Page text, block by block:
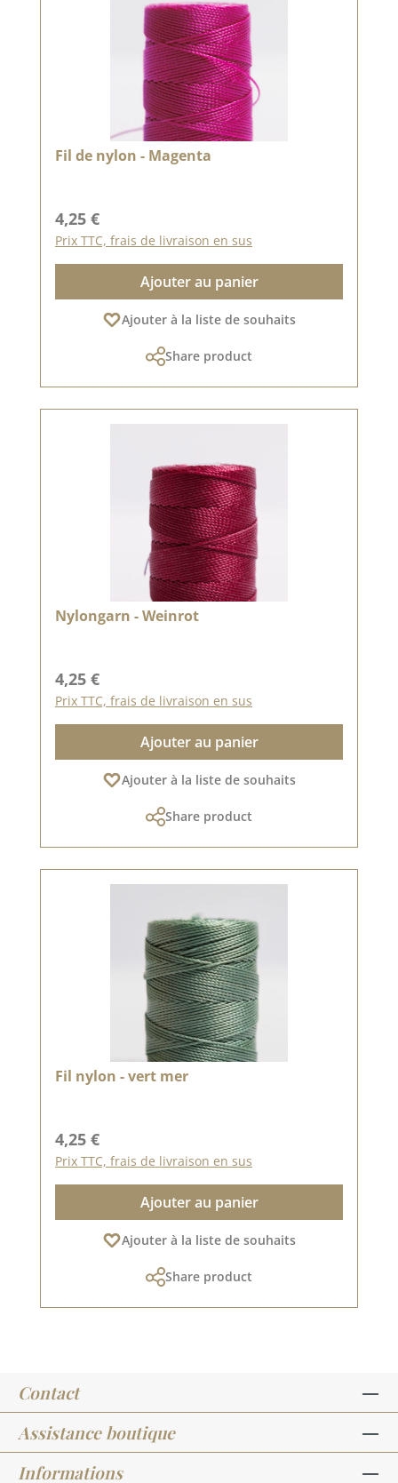
Fil de nylon - Magenta
Prix régulier :
4,25 €
Prix TTC, frais de livraison en sus
Ajouter au panier
Ajouter à la liste de souhaits
Share product
Nylongarn - Weinrot
Prix régulier :
4,25 €
Prix TTC, frais de livraison en sus
Ajouter au panier
Ajouter à la liste de souhaits
Share product
Fil nylon - vert mer
Prix régulier :
4,25 €
Prix TTC, frais de livraison en sus
Ajouter au panier
Ajouter à la liste de souhaits
Share product
Contact
Assistance boutique
Informations